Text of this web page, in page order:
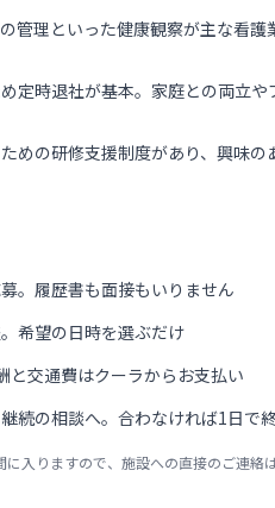
管理といった健康観察が主な看
定時退社が基本。家庭との両立
めの研修支援制度があり、興味
。履歴書も面接もいりません
希望の日時を選ぶだけ
と交通費はクーラからお支払い
続の相談へ。合わなければ1日で
入りますので、施設への直接のご連絡は